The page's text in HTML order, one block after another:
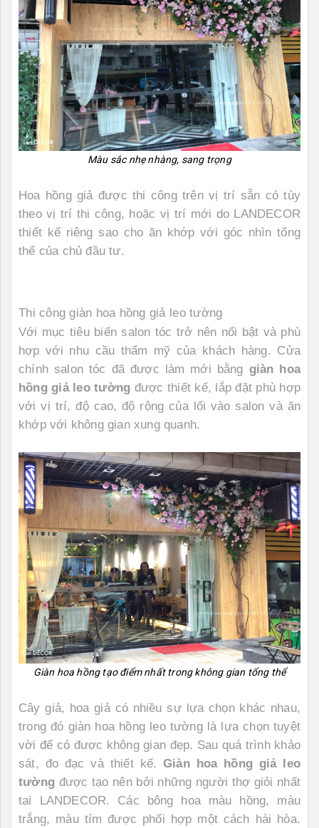
Màu sắc nhẹ nhàng, sang trọng
Hoa hồng giả được thi công trên vị trí sẵn có tùy
theo vị trí thi công, hoặc vị trí mới do LANDECOR
thiết kế riêng sao cho ăn khớp với góc nhìn tổng
thể của chủ đầu tư.
Thi công giàn hoa hồng giả leo tường
Với mục tiêu biến salon tóc trở nên nổi bật và phù
hợp với nhu cầu thẩm mỹ của khách hàng. Cửa
chính salon tóc đã được làm mới bằng giàn hoa
hồng giả leo tường được thiết kế, lắp đặt phù hợp
với vị trí, độ cao, độ rộng của lối vào salon và ăn
khớp với không gian xung quanh.
Giàn hoa hồng tạo điểm nhất trong không gian tổng thể
Cây giả, hoa giả có nhiều sự lựa chọn khác nhau,
trong đó giàn hoa hồng leo tường là lựa chọn tuyệt
vời để có được không gian đẹp. Sau quá trình khảo
sát, đo đạc và thiết kế.Giàn hoa hồng giả leo
tường được tạo nên bởi những người thợ giỏi nhất
tại LANDECOR. Các bông hoa màu hồng, màu
trắng, màu tím được phối hợp một cách hài hòa.